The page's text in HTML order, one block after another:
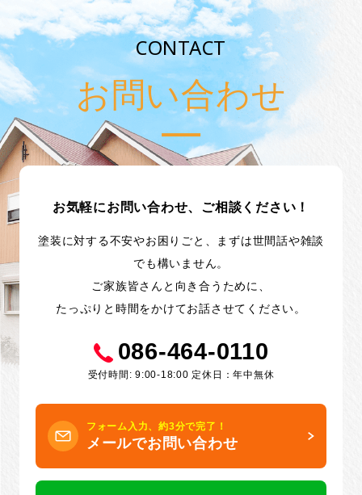
CONTACT
お問い合わせ
お気軽にお問い合わせ、ご相談ください！
塗装に対する不安やお困りごと、まずは世間話や雑談
でも構いません。
ご家族皆さんと向き合うために、
たっぷりと時間をかけてお話させてください。
086-464-0110
受付時間: 9:00-18:00 定休日：年中無休
フォーム入力、約3分で完了！
メールでお問い合わせ